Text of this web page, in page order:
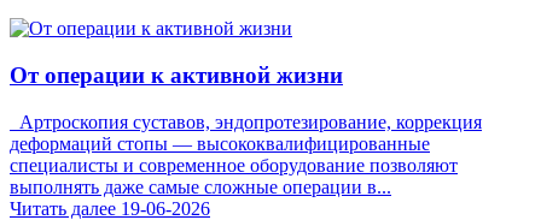
От операции к активной жизни
Артроскопия суставов, эндопротезирование, коррекция
деформаций стопы — высококвалифицированные
специалисты и современное оборудование позволяют
выполнять даже самые сложные операции в...
Читать далее 19-06-2026